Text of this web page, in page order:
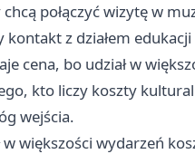
połączyć wizytę w
z działem edukacji
cena, bo udział w
kto liczy koszty
wejścia.
większości wydarzeń